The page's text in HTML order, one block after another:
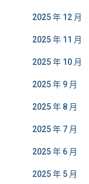
2025 年 12 月
2025 年 11 月
2025 年 10 月
2025 年 9 月
2025 年 8 月
2025 年 7 月
2025 年 6 月
2025 年 5 月